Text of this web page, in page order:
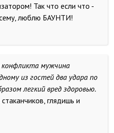
Так что если что -
люблю БАУНТИ!
конфликта мужчина
из гостей два удара по
легкий вред здоровью.
глядишь и